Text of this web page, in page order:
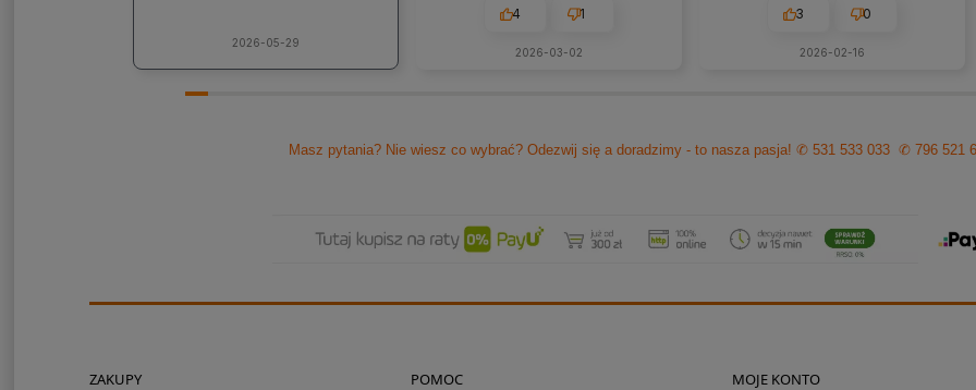
2026-05-29
jakieś problemy zawsze można
liczyć na szybką pomoc czy
Polecam z czystym sumieniem!
4 1
2026-03-02
WARTO TUTAJ
3 0
2026-02-16
Masz pytania? Nie wiesz co wybrać? Odezwij się a doradzimy - to nasza pasja!✆ 531 533 033 ✆ 796 521
ZAKUPY POMOC MOJE KONTO